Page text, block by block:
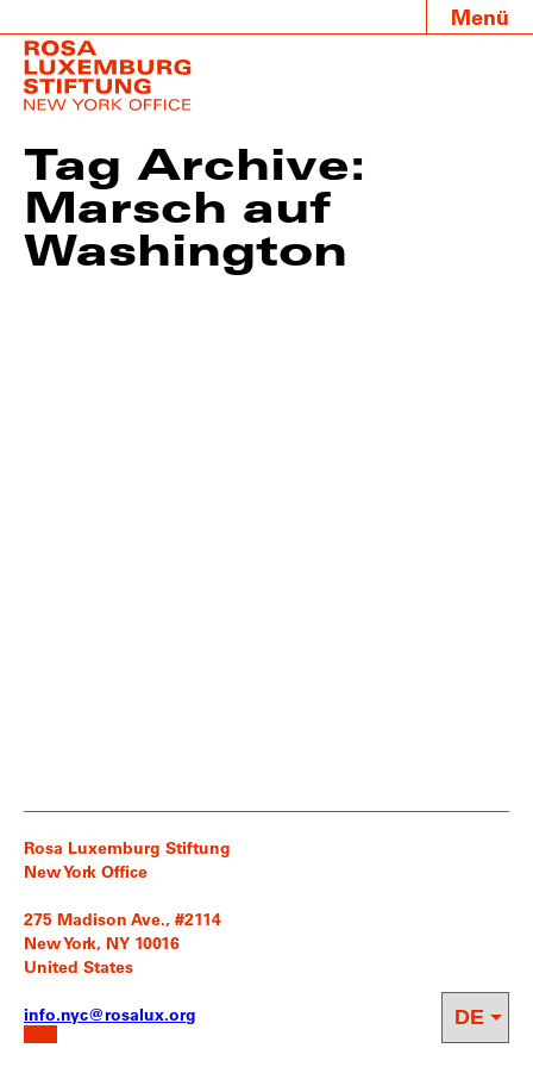
Menü
Tag Archive:
Marsch auf
Washington
Rosa Luxemburg Stiftung
New York Office
275 Madison Ave., #2114
New York, NY 10016
United States
info.nyc@rosalux.org